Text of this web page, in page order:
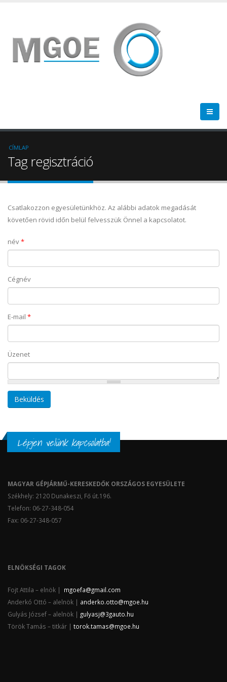
CÍMLAP
Tag regisztráció
Csatlakozzon egyesületünkhöz. Az alábbi adatok megadását
követően rövid időn belül felvesszük Önnel a kapcsolatot.
név*
Cégnév
E-mail *
Üzenet
Lépjen velünk kapcsolatba!
MAGYAR GÉPJÁRMŰ-KERESKEDŐK ORSZÁGOS EGYESÜLETE
Székhely: 2120 Dunakeszi, Fő út.196.
Telefon: 06-27-348-054
Fax: 06-27-348-057
ELNÖKSÉGI TAGOK
Fojt Attila – elnök | mgoefa@gmail.com
Anderkó Ottó – alelnök | anderko.otto@mgoe.hu
Gulyás József – alelnök | gulyasj@3gauto.hu
Török Tamás – titkár | torok.tamas@mgoe.hu